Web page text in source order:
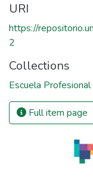
URI
https://
2
Collections
Escuela
Full item page